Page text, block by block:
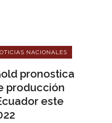
NACIONALES
pronostica
producción
este